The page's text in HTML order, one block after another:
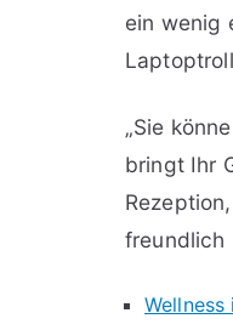
ein wenig
„Sie
bringt Ihr
freundlich